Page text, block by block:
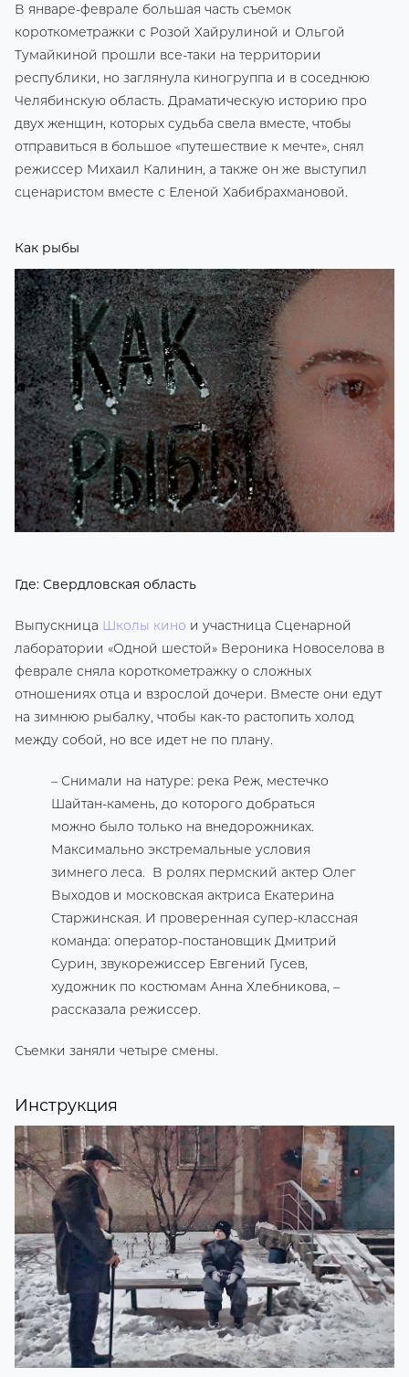
В январе-феврале большая часть съемок
короткометражки с Розой Хайрулиной и Ольгой
Тумайкиной прошли все-таки на территории
республики, но заглянула киногруппа и в соседнюю
Челябинскую область. Драматическую историю про
двух женщин, которых судьба свела вместе, чтобы
отправиться в большое «путешествие к мечте», снял
режиссер Михаил Калинин, а также он же выступил
сценаристом вместе с Еленой Хабибрахмановой.
Как рыбы
Где: Свердловская область
Выпускница Школы кино и участница Сценарной
лаборатории «Одной шестой» Вероника Новоселова в
феврале сняла короткометражку о сложных
отношениях отца и взрослой дочери. Вместе они едут
на зимнюю рыбалку, чтобы как-то растопить холод
между собой, но все идет не по плану.
– Снимали на натуре: река Реж, местечко
Шайтан-камень, до которого добраться
можно было только на внедорожниках.
Максимально экстремальные условия
зимнего леса. В ролях пермский актер Олег
Выходов и московская актриса Екатерина
Старжинская. И проверенная супер-классная
команда: оператор-постановщик Дмитрий
Сурин, звукорежиссер Евгений Гусев,
художник по костюмам Анна Хлебникова, –
рассказала режиссер.
Съемки заняли четыре смены.
Инструкция